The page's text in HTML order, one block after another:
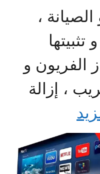
،
الفريون و
، إزالة